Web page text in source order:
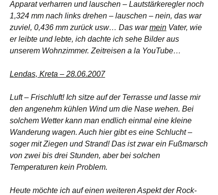
Apparat verharren und lauschen – Lautstärkeregler noch
1,324 mm nach links drehen – lauschen – nein, das war
zuviel, 0,436 mm zurück usw… Das warmein Vater, wie
er leibte und lebte, ich dachte ich sehe Bilder aus
unserem Wohnzimmer. Zeitreisen a la YouTube…
Lendas, Kreta – 28.06.2007
Luft – Frischluft! Ich sitze auf der Terrasse und lasse mir
den angenehm kühlen Wind um die Nase wehen. Bei
solchem Wetter kann man endlich einmal eine kleine
Wanderung wagen. Auch hier gibt es eine Schlucht –
soger mit Ziegen und Strand! Das ist zwar ein Fußmarsch
von zwei bis drei Stunden, aber bei solchen
Temperaturen kein Problem.
Heute möchte ich auf einen weiteren Aspekt der Rock-